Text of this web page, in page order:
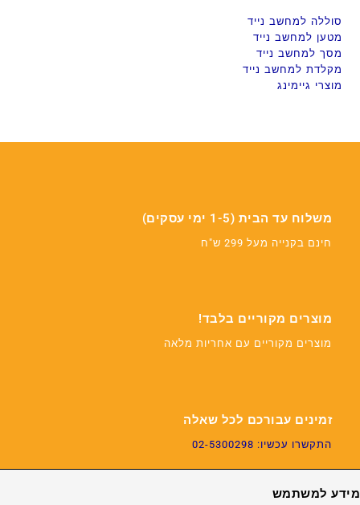
סוללה למחשב נייד
מטען למחשב נייד
מסך למחשב נייד
מקלדת למחשב נייד
מוצרי גיימינג
משלוח עד הבית (1-5 ימי עסקים)
חינם בקנייה מעל 299 ש"ח
מוצרים מקוריים בלבד!
מוצרים מקוריים עם אחריות מלאה
זמינים עבורכם לכל שאלה
התקשרו עכשיו: 02-5300298
מידע למשתמש